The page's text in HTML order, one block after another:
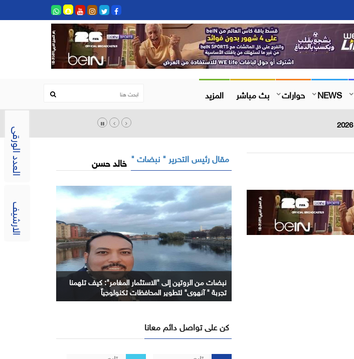
العدد الورقى
الارشيف
NEWS حوارات بث مباشر المزيد
مقال رئيس التحرير " نبضات " خالد حسن
نبضات من الروتين إلى "الاستثمار المغامر": كيف تلهمنا
تجربة " آنهوي" لتطوير المحافظات تكنولوجياً
كن على تواصل دائم معانا